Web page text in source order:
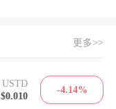
更多>>
USTD
$0.010
-4.14%